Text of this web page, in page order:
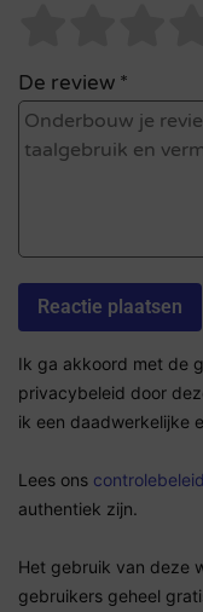
De review *
Ik ga akkoord met de
privacybeleid door
ik een daadwerkelijke
Lees ons controlebeleid
authentiek zijn.
Het gebruik van deze
gebruikers geheel